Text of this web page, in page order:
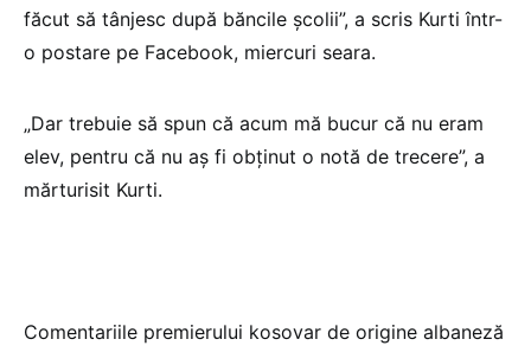
făcut să tânjesc după băncile şcolii”, a scris Kurti într-
o postare pe Facebook, miercuri seara.
„Dar trebuie să spun că acum mă bucur că nu eram
elev, pentru că nu aş fi obţinut o notă de trecere”, a
mărturisit Kurti.
Comentariile premierului kosovar de origine albaneză